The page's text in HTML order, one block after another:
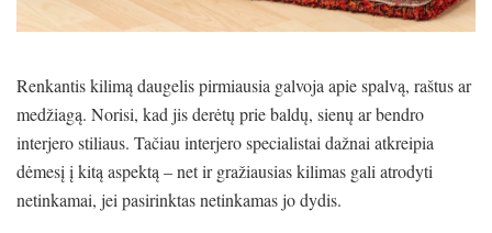
Renkantis kilimą daugelis pirmiausia galvoja apie spalvą, raštus ar
medžiagą. Norisi, kad jis derėtų prie baldų, sienų ar bendro
interjero stiliaus. Tačiau interjero specialistai dažnai atkreipia
dėmesį į kitą aspektą – net ir gražiausias kilimas gali atrodyti
netinkamai, jei pasirinktas netinkamas jo dydis.